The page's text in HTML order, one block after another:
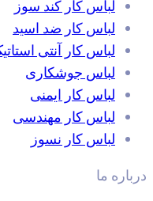
لباس کار کند سوز
لباس کار ضد اسید
لباس کار آنتی استاتیک
لباس جوشکاری
لباس کار ایمنی
لباس کار مهندسی
لباس کار نسوز
ما